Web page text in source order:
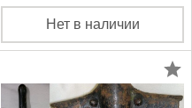
Нет в наличии